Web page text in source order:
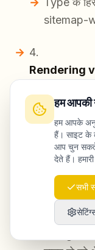
sitemap-
Rendering
SSR
main
एक
हम आपकी
हम आपके
हैं। साइट के
आप चुन सकते
देते हैं।
सभी